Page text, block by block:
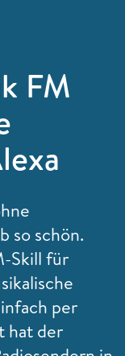
FM
so schön.
Skill für
per
hat der